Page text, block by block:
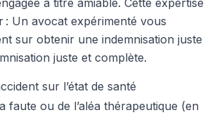
à titre amiable. Cette expertise
: Un avocat expérimenté vous
sur obtenir une indemnisation juste
juste et complète.
sur l’état de santé
faute ou de l’aléa thérapeutique (en